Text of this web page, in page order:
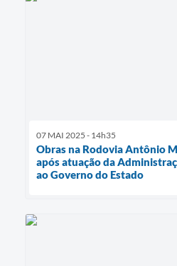
07 MAI 2025 - 14h35
Obras na Rodovia Antônio
após atuação da
ao Governo do Estado